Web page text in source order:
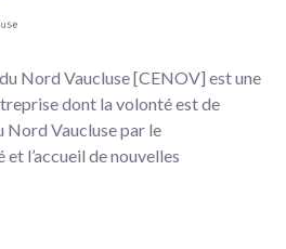
Nord Vaucluse [CENOV] est une
dont la volonté est de
Vaucluse par le
l’accueil de nouvelles